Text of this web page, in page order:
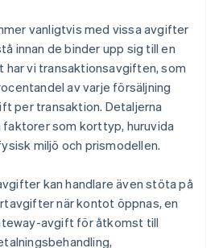
vanligtvis med vissa avgifter
innan de binder upp sig till en
har vi transaktionsavgiften, som
av varje försäljning
per transaktion. Detaljerna
som korttyp, huruvida
miljö och prismodellen.
kan handlare även stöta på
när kontot öppnas, en
avgift för åtkomst till